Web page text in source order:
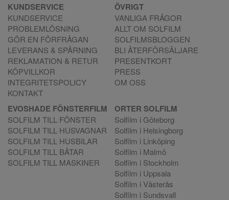
KUNDSERVICE
KUNDSERVICE
PROBLEMLÖSNING
GÖR EN FÖRFRÅGAN
LEVERANS & SPÅRNING
REKLAMATION & RETUR
KÖPVILLKOR
INTEGRITETSPOLICY
KONTAKT
ÖVRIGT
VANLIGA FRÅGOR
ALLT OM SOLFILM
SOLFILMSBLOGGEN
BLI ÅTERFÖRSÄLJARE
PRESENTKORT
PRESS
OM OSS
EVOSHADE FÖNSTERFILM
SOLFILM TILL FÖNSTER
SOLFILM TILL HUSVAGNAR
SOLFILM TILL HUSBILAR
SOLFILM TILL BÅTAR
SOLFILM TILL MASKINER
ORTER SOLFILM
Solfilm i Göteborg
Solfilm i Helsingborg
Solfilm i Linköping
Solfilm i Malmö
Solfilm i Stockholm
Solfilm i Uppsala
Solfilm i Västerås
Solfilm i Sundsvall